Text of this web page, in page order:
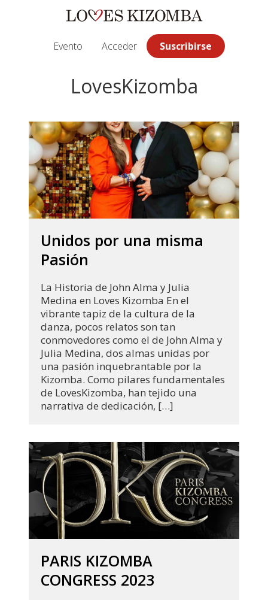
Evento Acceder Suscribirse
LovesKizomba
Unidos por una misma
Pasión
La Historia de John Alma y Julia
Medina en Loves Kizomba En el
vibrante tapiz de la cultura de la
danza, pocos relatos son tan
conmovedores como el de John Alma y
Julia Medina, dos almas unidas por
una pasión inquebrantable por la
Kizomba. Como pilares fundamentales
de LovesKizomba, han tejido una
narrativa de dedicación, […]
PARIS KIZOMBA
CONGRESS 2023